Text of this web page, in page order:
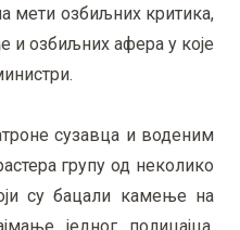
мети озбиљних критика,
и озбиљних афера у које
сузавца и воденим
групу од неколико
су бацали камење на